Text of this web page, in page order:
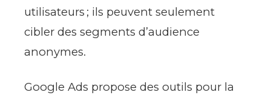
utilisateurs ; ils peuvent seulement
cibler des segments d’audience
anonymes.
Google Ads propose des outils pour la